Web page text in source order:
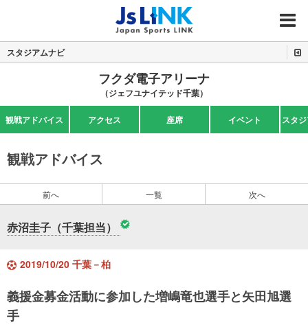
MENU
スタジアムナビ
フクダ電子アリーナ
（ジェフユナイテッド千葉）
観戦アドバイス アクセス 座席 イベント スタ
観戦アドバイス
前へ 一覧 次へ
赤沼圭子（千葉担当）
2019/10/20 千葉－柏
義援金募金活動に参加した増嶋竜也選手と矢田旭選
手